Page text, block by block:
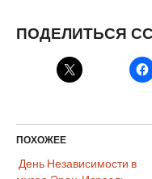
ПОДЕЛИТЬСЯ
ПОХОЖЕЕ
День Независимости в